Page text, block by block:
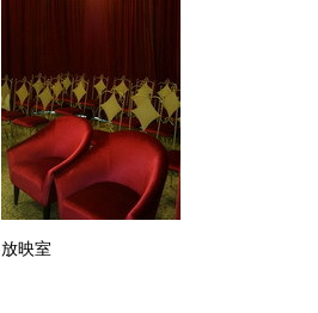
放映室